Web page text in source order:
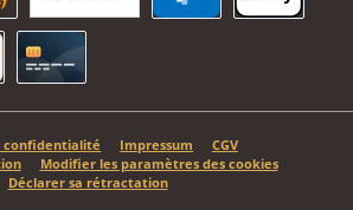
Button
Pay
confidentialité Impressum
CGV
Modifier les paramètres des cookies
Déclarer sa rétractation